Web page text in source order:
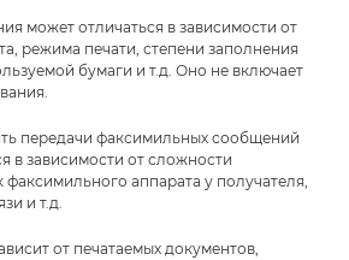
может отличаться в зависимости от
режима печати, степени заполнения
бумаги и т.д. Оно не включает
передачи факсимильных сообщений
в зависимости от сложности
факсимильного аппарата у получателя,
и т.д.
от печатаемых документов,